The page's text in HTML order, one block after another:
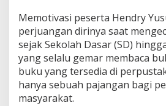
Memotivasi peserta Hendry
perjuangan dirinya saat
sejak Sekolah Dasar (SD)
yang selalu gemar membaca
buku yang tersedia di
hanya sebuah pajangan bagi
masyarakat.